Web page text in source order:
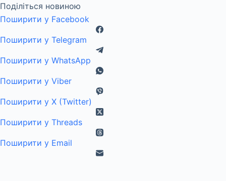
Поділіться новиною
Поширити у Facebook
Поширити у Telegram
Поширити у WhatsApp
Поширити у Viber
Поширити у X (Twitter)
Поширити у Threads
Поширити у Email